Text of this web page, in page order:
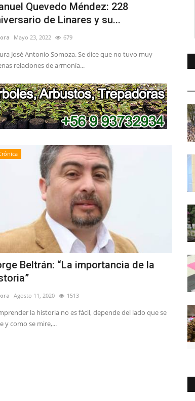
Quevedo Méndez: 228
de Linares y su...
Mayo 23, 2022 679
José Antonio Somoza. Se dice que no tuvo muy
relaciones de armonía...
Beltrán: “La importancia de la
Agosto 11, 2020 1513
la historia no es fácil, depende del lado que se
y como se mire,...